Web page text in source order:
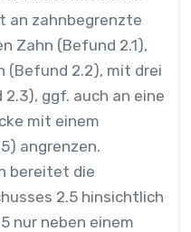
an zahnbegrenzte
Zahn (Befund 2.1),
(Befund 2.2), mit drei
ggf. auch an eine
mit einem
angrenzen.
bereitet die
2.5 hinsichtlich
nur neben einem